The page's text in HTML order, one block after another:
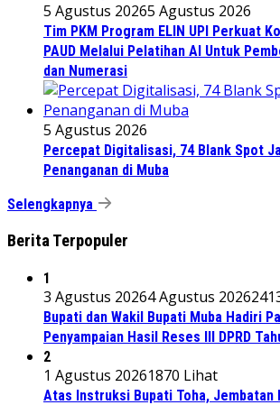
5 Agustus 20265 Agustus 2026
Tim PKM Program ELIN UPI Perkuat
PAUD Melalui Pelatihan AI Untuk
dan Numerasi
5 Agustus 2026
Percepat Digitalisasi, 74 Blank Spot
Penanganan di Muba
Selengkapnya
Berita Terpopuler
1
3 Agustus 20264 Agustus 2026
Bupati dan Wakil Bupati Muba Hadiri
Penyampaian Hasil Reses III DPRD
2
1 Agustus 20261870 Lihat
Atas Instruksi Bupati Toha, Jembatan